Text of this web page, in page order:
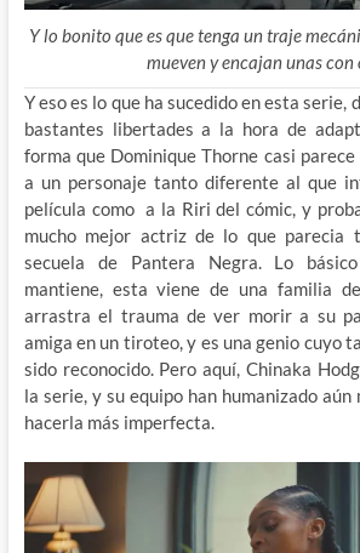
Y lo bonito que es que tenga un traje
mueven y encajan unas con
Y eso es lo que ha sucedido en esta serie,
bastantes libertades a la hora de
forma que Dominique Thorne casi
a un personaje tanto diferente al que
película como a la Riri del cómic, y
mucho mejor actriz de lo que parecia
secuela de Pantera Negra. Lo
mantiene, esta viene de una familia
arrastra el trauma de ver morir a su
amiga en un tiroteo, y es una genio cuyo
sido reconocido. Pero aquí, Chinaka
la serie, y su equipo han humanizado aún
hacerla más imperfecta.